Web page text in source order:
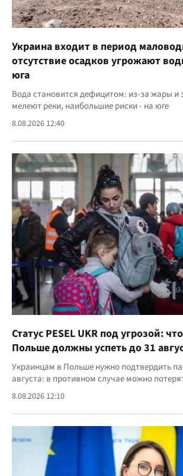
Украина входит в период
отсутствие осадков угрожают
юга
Вода становится дефицитом: из-за жары и
мелеют реки, наибольшие риски - на юге
8.08.2026 12:40
Статус PESEL UKR под угрозой:
Польше должны успеть до 31
Украинцам в Польше нужно подтвердить
августа: в противном случае можно
8.08.2026 12:10